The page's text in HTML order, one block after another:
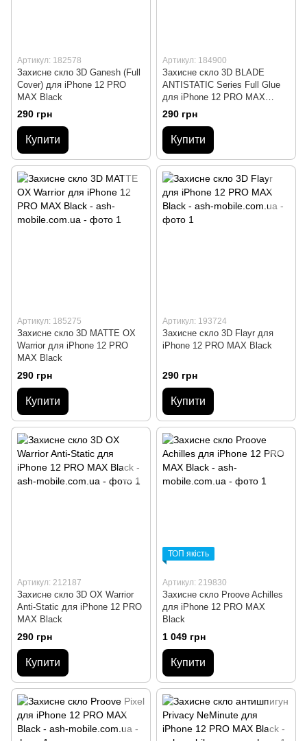
Артикул: 182578
Захисне скло 3D Ganesh (Full
Cover) для iPhone 12 PRO
MAX Black
290 грн
Купити
Артикул: 184900
Захисне скло 3D BLADE
ANTISTATIC Series Full Glue
для iPhone 12 PRO MAX
Black
290 грн
Купити
Артикул: 185275
Захисне скло 3D MATTE OX
Warrior для iPhone 12 PRO
MAX Black
290 грн
Купити
Артикул: 193724
Захисне скло 3D Flayr для
iPhone 12 PRO MAX Black
290 грн
Купити
Артикул: 212187
Захисне скло 3D OX Warrior
Anti-Static для iPhone 12 PRO
MAX Black
290 грн
Купити
ТОП якість
Артикул: 219830
Захисне скло Proove Achilles
для iPhone 12 PRO MAX
Black
1 049 грн
Купити